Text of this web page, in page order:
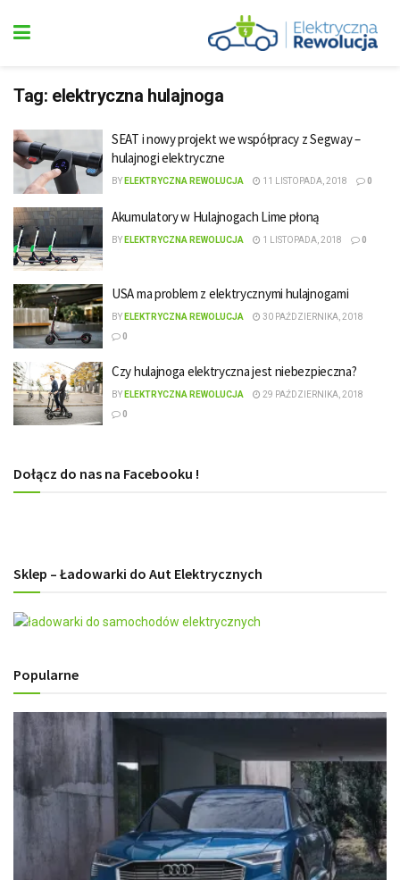
Tag: elektryczna hulajnoga
SEAT i nowy projekt we współpracy z Segway –
hulajnogi elektryczne
BY ELEKTRYCZNA REWOLUCJA 11 LISTOPADA, 2018 0
Akumulatory w Hulajnogach Lime płoną
BY ELEKTRYCZNA REWOLUCJA 1 LISTOPADA, 2018 0
USA ma problem z elektrycznymi hulajnogami
BY ELEKTRYCZNA REWOLUCJA
30 PAŹDZIERNIKA, 2018
0
Czy hulajnoga elektryczna jest niebezpieczna?
BY ELEKTRYCZNA REWOLUCJA
29 PAŹDZIERNIKA, 2018
0
Dołącz do nas na Facebooku !
Sklep – Ładowarki do Aut Elektrycznych
Popularne